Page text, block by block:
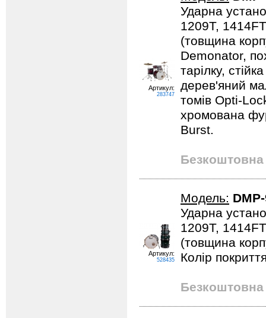
Артикул:
283747
Ударна
1209T,
(товщина
Demonator,
тарілку,
дерев'яний
томів Opti-
хромована
Burst.
Безкоштовна
Артикул:
528435
Модель:
Ударна
1209T,
(товщина
Колір
Безкоштовна